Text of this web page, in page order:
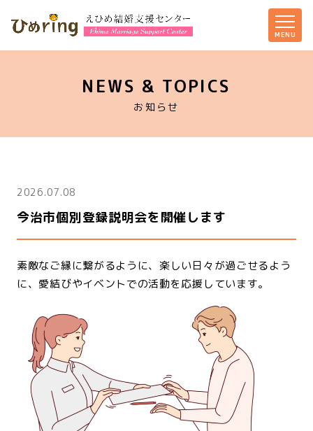
NEWS & TOPICS
お知らせ
2026.07.08
今治市個別登録説明会を開催します
素敵なご縁に繋がるように、楽しい日々が過ごせるよう
に、愛結びやイベントでの活動を応援しています。